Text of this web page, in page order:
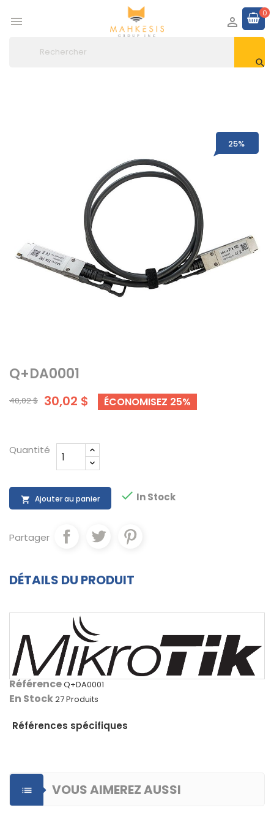

0


25%
Q+DA0001
40,02 $ 30,02 $ ÉCONOMISEZ 25%
Quantité
 Ajouter au panier  In Stock
Partager
DÉTAILS DU PRODUIT
RéférenceQ+DA0001
En Stock27 Produits
Références spécifiques
 VOUS AIMEREZ AUSSI